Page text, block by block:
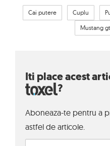
Cai putere Cuplu
Mustang
Iti place acest
?
Aboneaza-te pentru a
astfel de articole.